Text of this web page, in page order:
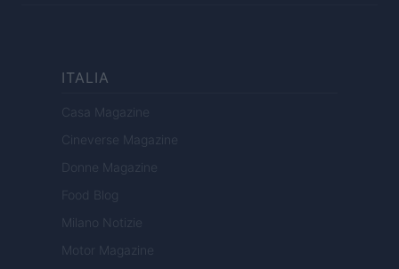
ITALIA
Casa Magazine
Cineverse Magazine
Donne Magazine
Food Blog
Milano Notizie
Motor Magazine